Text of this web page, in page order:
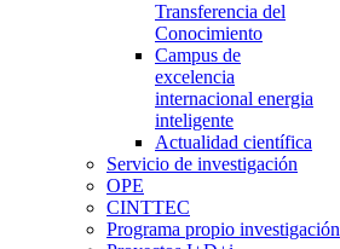
Transferencia del
Conocimiento
Campus de
excelencia
internacional energia
inteligente
Actualidad científica
Servicio de investigación
OPE
CINTTEC
Programa propio investigación